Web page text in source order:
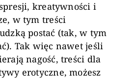
kreatywności i
w tym treści
postać (tak, w tym
Tak więc nawet jeśli
nagość, treści dla
erotyczne, możesz